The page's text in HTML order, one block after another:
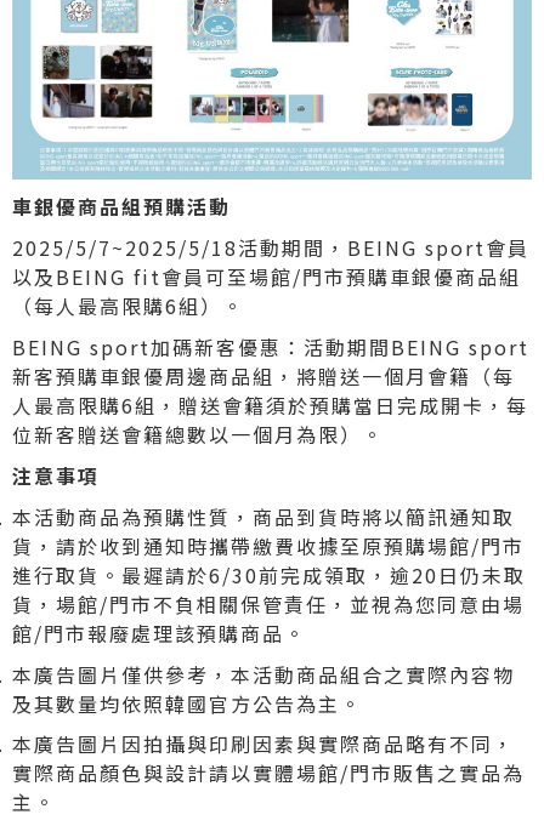
車銀優商品組預購活動
2025/5/7~2025/5/18活動期間，BEING sport會員
以及BEING fit會員可至場館/門市預購車銀優商品組
（每人最高限購6組）。
BEING sport加碼新客優惠：活動期間BEING sport
新客預購車銀優周邊商品組，將贈送一個月會籍（每
人最高限購6組，贈送會籍須於預購當日完成開卡，每
位新客贈送會籍總數以一個月為限）。
注意事項
本活動商品為預購性質，商品到貨時將以簡訊通知取
貨，請於收到通知時攜帶繳費收據至原預購場館/門市
進行取貨。最遲請於6/30前完成領取，逾20日仍未取
貨，場館/門市不負相關保管責任，並視為您同意由場
館/門市報廢處理該預購商品。
本廣告圖片僅供參考，本活動商品組合之實際內容物
及其數量均依照韓國官方公告為主。
本廣告圖片因拍攝與印刷因素與實際商品略有不同，
實際商品顏色與設計請以實體場館/門市販售之實品為
主。